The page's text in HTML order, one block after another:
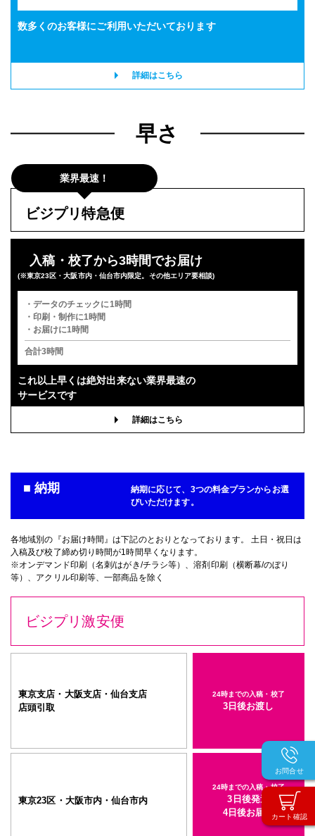
カート確認
お問合せ
数多くのお客様にご利用いただいております
詳細はこちら
早さ
業界最速！
ビジプリ特急便
入稿・校了から3時間でお届け
(※東京23区・大阪市内・仙台市内限定。その他エリア要相談)
・データのチェックに1時間
・印刷・制作に1時間
・お届けに1時間
合計3時間
これ以上早くは絶対出来ない業界最速の
サービスです
詳細はこちら
■ 納期
納期に応じて、3つの料金プランからお選
びいただけます。
各地域別の『お届け時間』は下記のとおりとなっております。 土日・祝日は
入稿及び校了締め切り時間が1時間早くなります。
※オンデマンド印刷（名刺/はがき/チラシ等）、溶剤印刷（横断幕/のぼり
等）、アクリル印刷等、一部商品を除く
ビジプリ激安便
東京支店・大阪支店・仙台支店
店頭引取
24時までの入稿・校了
3日後お渡し
東京23区・大阪市内・仙台市内
24時までの入稿・校了
3日後発送
4日後お届け